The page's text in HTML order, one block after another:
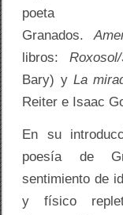
poeta
Granados.
libros:
Bary) y La
Reiter e Isaac
En su
poesía de
sentimiento de
y físico